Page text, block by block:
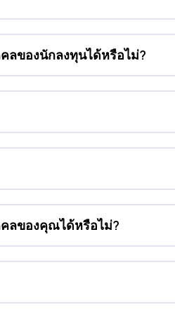
ลของนักลงทุนได้หรือไม่?
ลของคุณได้หรือไม่?